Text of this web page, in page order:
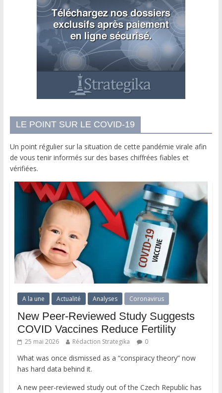
LE POINT SUR LE COVID-19
Un point régulier sur la situation de cette pandémie virale afin
de vous tenir informés sur des bases chiffrées fiables et
vérifiées.
A la une Actualité Analyses Coronavirus
New Peer-Reviewed Study Suggests
COVID Vaccines Reduce Fertility
25 mai 2026 Rédaction Strategika 0
What was once dismissed as a “conspiracy theory” now
has hard data behind it.
A new peer-reviewed study out of the Czech Republic has